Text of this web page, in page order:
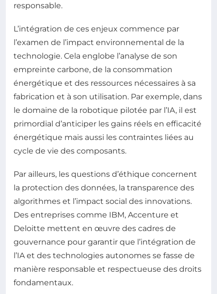
responsable.
L’intégration de ces enjeux commence par
l’examen de l’impact environnemental de la
technologie. Cela englobe l’analyse de son
empreinte carbone, de la consommation
énergétique et des ressources nécessaires à sa
fabrication et à son utilisation. Par exemple, dans
le domaine de la robotique pilotée par l’IA, il est
primordial d’anticiper les gains réels en efficacité
énergétique mais aussi les contraintes liées au
cycle de vie des composants.
Par ailleurs, les questions d’éthique concernent
la protection des données, la transparence des
algorithmes et l’impact social des innovations.
Des entreprises comme IBM, Accenture et
Deloitte mettent en œuvre des cadres de
gouvernance pour garantir que l’intégration de
l’IA et des technologies autonomes se fasse de
manière responsable et respectueuse des droits
fondamentaux.